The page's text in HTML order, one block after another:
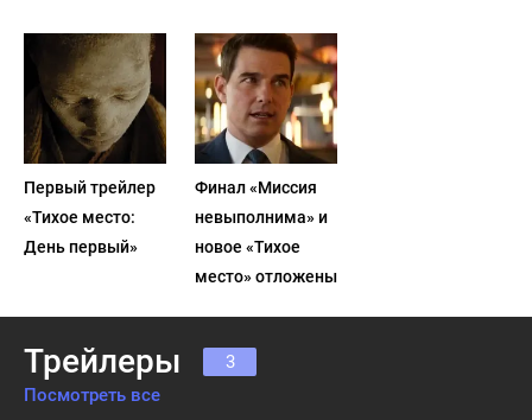
Первый трейлер
«Тихое место:
День первый»
Финал «Миссия
невыполнима» и
новое «Тихое
место» отложены
Трейлеры
3
Посмотреть все